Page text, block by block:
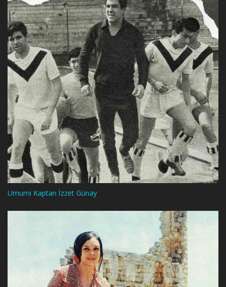
Umumi Kaptan İzzet Günay